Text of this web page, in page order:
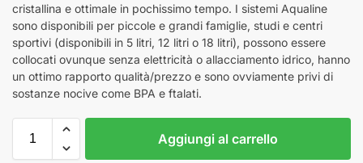
cristallina e ottimale in pochissimo tempo. I sistemi Aqualine
sono disponibili per piccole e grandi famiglie, studi e centri
sportivi (disponibili in 5 litri, 12 litri o 18 litri), possono essere
collocati ovunque senza elettricità o allacciamento idrico, hanno
un ottimo rapporto qualità/prezzo e sono ovviamente privi di
sostanze nocive come BPA e ftalati.
Aggiungi al carrello